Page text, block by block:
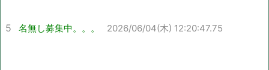
5 名無し募集中。。。 2026/06/04(木) 12:20:47.75